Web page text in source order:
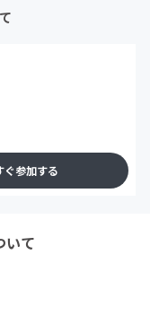
ぐ参加する
いて